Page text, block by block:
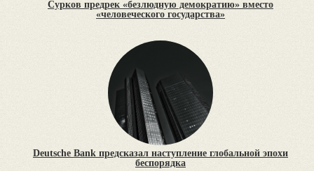
Сурков предрек «безлюдную демократию» вместо
«человеческого государства»
Deutsche Bank предсказал наступление глобальной эпохи
беспорядка